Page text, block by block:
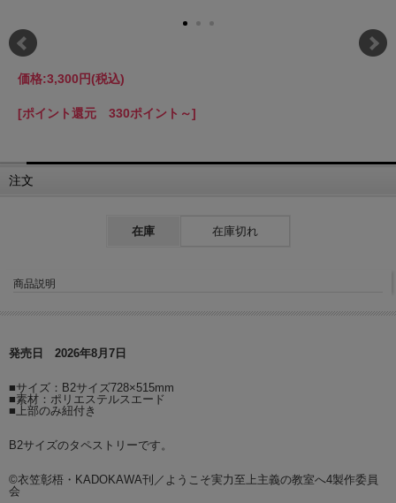
価格:3,300円(税込)
[ポイント還元 330ポイント～]
注文
在庫 在庫切れ
商品説明
発売日 2026年8月7日
■サイズ：B2サイズ728×515mm
■素材：ポリエステルスエード
■上部のみ紐付き
B2サイズのタペストリーです。
©衣笠彰梧・KADOKAWA刊／ようこそ実力至上主義の教室へ4製作委員
会